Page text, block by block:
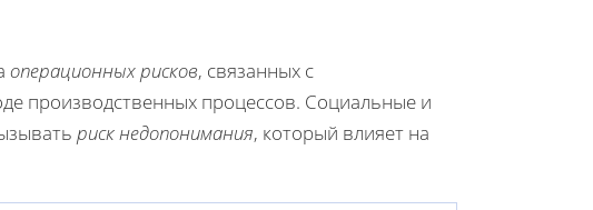
операционных рисков, связанных с
производственных процессов. Социальные и
риск недопонимания, который влияет на